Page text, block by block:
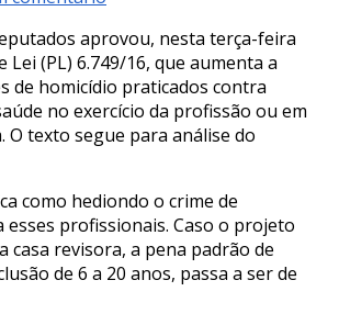
aprova
pena
maior
para
crime
profissionais
da
saúde
aprovou, nesta terça-feira
Lei (PL) 6.749/16, que aumenta a
de homicídio praticados contra
no exercício da profissão ou em
O texto segue para análise do
como hediondo o crime de
esses profissionais. Caso o projeto
casa revisora, a pena padrão de
de 6 a 20 anos, passa a ser de